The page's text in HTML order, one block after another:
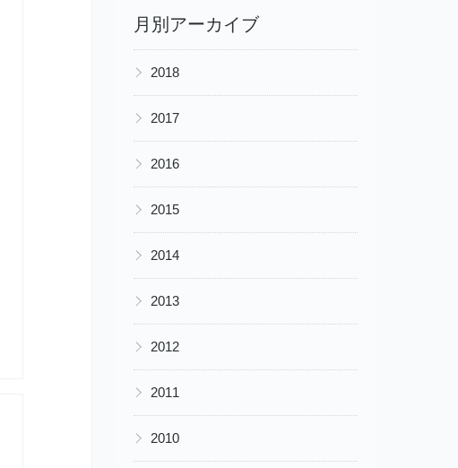
月別アーカイブ
▶ 2018
▶ 2017
▶ 2016
▶ 2015
▶ 2014
▶ 2013
▶ 2012
▶ 2011
▶ 2010